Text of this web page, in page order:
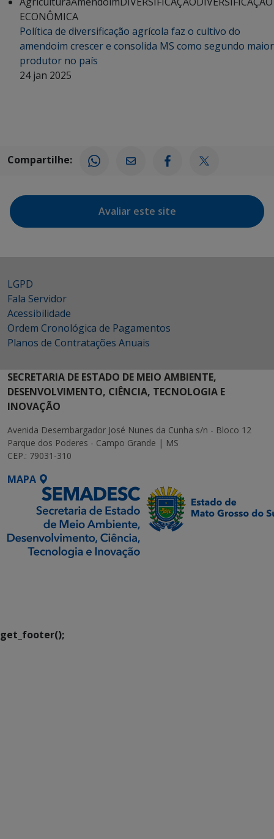
ECONÔMICA
Política de diversificação agrícola faz o cultivo do
amendoim crescer e consolida MS como segundo maior
produtor no país
24 jan 2025
Compartilhe:
Avaliar este site
LGPD
Fala Servidor
Acessibilidade
Ordem Cronológica de Pagamentos
Planos de Contratações Anuais
SECRETARIA DE ESTADO DE MEIO AMBIENTE,
DESENVOLVIMENTO, CIÊNCIA, TECNOLOGIA E
INOVAÇÃO
Avenida Desembargador José Nunes da Cunha s/n - Bloco 12
Parque dos Poderes - Campo Grande | MS
CEP.: 79031-310
MAPA
get_footer();